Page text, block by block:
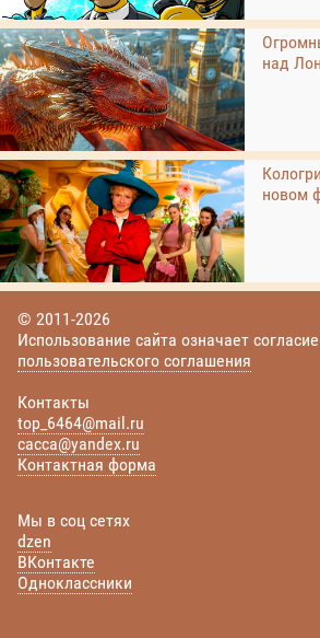
над
новом
© 2011-2026
Использование сайта означает
пользовательского соглашения
Контакты
top_6464@mail.ru
cacca@yandex.ru
Контактная форма
Мы в соц сетях
dzen
ВКонтакте
Одноклассники